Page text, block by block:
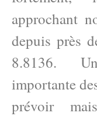
approchant
depuis près
8.8136.
importante
prévoir